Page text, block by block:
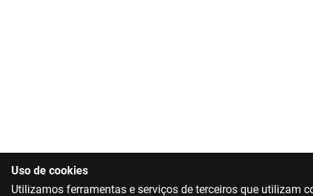
Uso de cookies
Utilizamos ferramentas e serviços de terceiros que utilizam